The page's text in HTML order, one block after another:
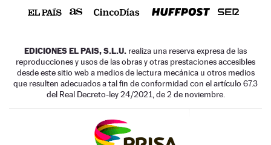
EDICIONES EL PAIS, S.L.U. realiza una reserva expresa de las
reproducciones y usos de las obras y otras prestaciones accesibles
desde este sitio web a medios de lectura mecánica u otros medios
que resulten adecuados a tal fin de conformidad con el artículo 67.3
del Real Decreto-ley 24/2021, de 2 de noviembre.